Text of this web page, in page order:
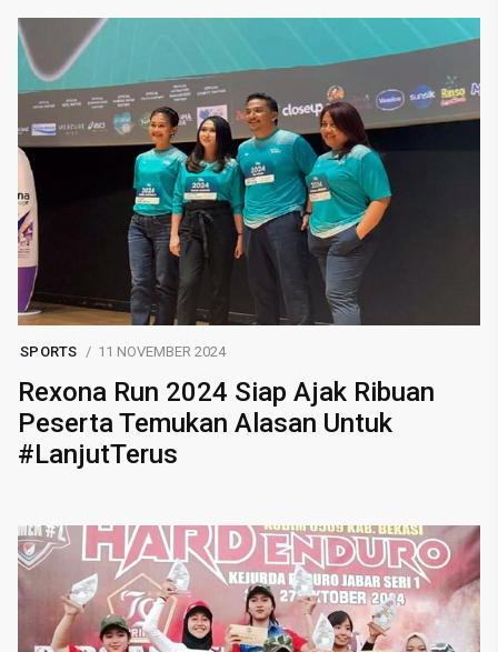
SPORTS 11 NOVEMBER 2024
Rexona Run 2024 Siap Ajak Ribuan
Peserta Temukan Alasan Untuk
#LanjutTerus